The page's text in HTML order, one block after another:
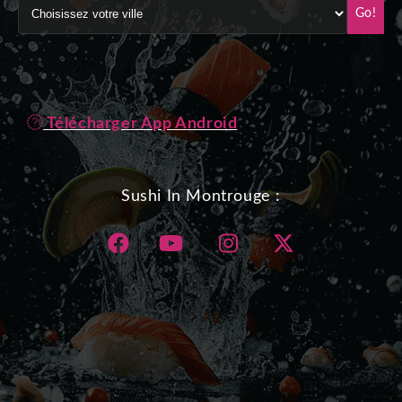
Go!
Télécharger App Android
Sushi In Montrouge :